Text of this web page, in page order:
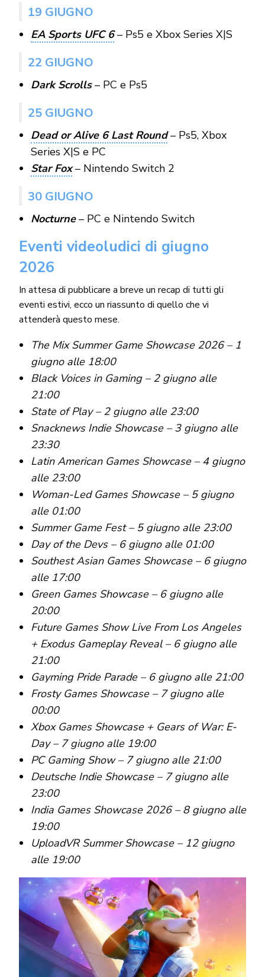
19 GIUGNO
EA Sports UFC 6– Ps5 e Xbox Series X|S
22 GIUGNO
Dark Scrolls – PC e Ps5
25 GIUGNO
Dead or Alive 6 Last Round– Ps5, Xbox
Series X|S e PC
Star Fox– Nintendo Switch 2
30 GIUGNO
Nocturne– PC e Nintendo Switch
Eventi videoludici di giugno
2026
In attesa di pubblicare a breve un recap di tutti gli
eventi estivi, ecco un riassunto di quello che vi
attenderà questo mese.
The Mix Summer Game Showcase 2026 – 1
giugno alle 18:00
Black Voices in Gaming – 2 giugno alle
21:00
State of Play – 2 giugno alle 23:00
Snacknews Indie Showcase – 3 giugno alle
23:30
Latin American Games Showcase – 4 giugno
alle 23:00
Woman-Led Games Showcase – 5 giugno
alle 01:00
Summer Game Fest – 5 giugno alle 23:00
Day of the Devs – 6 giugno alle 01:00
Southest Asian Games Showcase – 6 giugno
alle 17:00
Green Games Showcase – 6 giugno alle
20:00
Future Games Show Live From Los Angeles
+ Exodus Gameplay Reveal – 6 giugno alle
21:00
Gayming Pride Parade – 6 giugno alle 21:00
Frosty Games Showcase – 7 giugno alle
00:00
Xbox Games Showcase + Gears of War: E-
Day – 7 giugno alle 19:00
PC Gaming Show – 7 giugno alle 21:00
Deutsche Indie Showcase – 7 giugno alle
23:00
India Games Showcase 2026 – 8 giugno alle
19:00
UploadVR Summer Showcase – 12 giugno
alle 19:00